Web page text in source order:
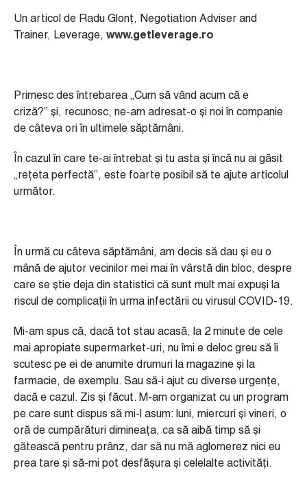
Un articol de Radu Glonț, Negotiation Adviser and
Trainer, Leverage, www.getleverage.ro
Primesc des întrebarea „Cum să vând acum că e
criză?” și, recunosc, ne-am adresat-o și noi în companie
de câteva ori în ultimele săptămâni.
În cazul în care te-ai întrebat și tu asta și încă nu ai găsit
„rețeta perfectă”, este foarte posibil să te ajute articolul
următor.
În urmă cu câteva săptămâni, am decis să dau și eu o
mână de ajutor vecinilor mei mai în vârstă din bloc, despre
care se știe deja din statistici că sunt mult mai expuși la
riscul de complicații în urma infectării cu virusul COVID-19.
Mi-am spus că, dacă tot stau acasă, la 2 minute de cele
mai apropiate supermarket-uri, nu îmi e deloc greu să îi
scutesc pe ei de anumite drumuri la magazine și la
farmacie, de exemplu. Sau să-i ajut cu diverse urgențe,
dacă e cazul. Zis și făcut. M-am organizat cu un program
pe care sunt dispus să mi-l asum: luni, miercuri și vineri, o
oră de cumpărături dimineața, ca să aibă timp să și
gătească pentru prânz, dar să nu mă aglomerez nici eu
prea tare și să-mi pot desfășura și celelalte activități.